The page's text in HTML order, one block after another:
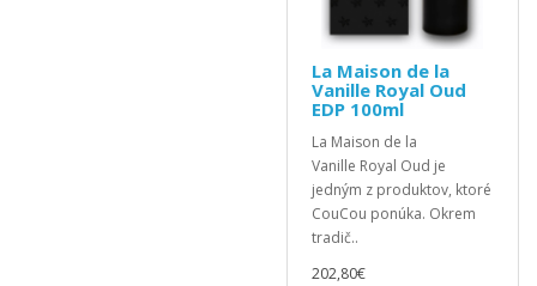
La Maison de la
Vanille Royal Oud
EDP 100ml
La Maison de la
Vanille Royal Oud je
jedným z produktov, ktoré
CouCou ponúka. Okrem
tradič..
202,80€